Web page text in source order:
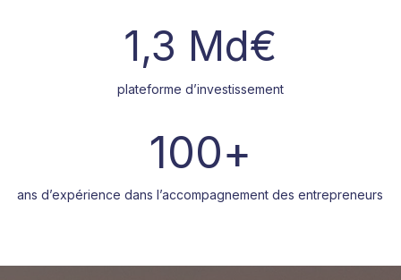
1,3 Md€
plateforme d’investissement
100+
ans d’expérience dans l’accompagnement des entrepreneurs